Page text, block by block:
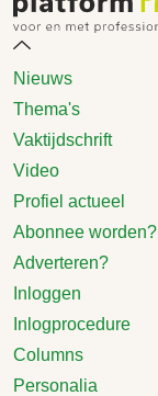
Nieuws
Thema's
Vaktijdschrift
Video
Profiel actueel
Abonnee worden?
Adverteren?
Inloggen
Inlogprocedure
Columns
Personalia